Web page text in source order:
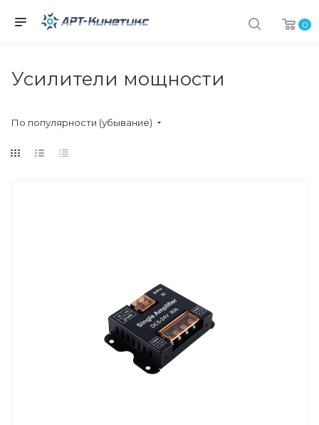
0
Усилители мощности
По популярности (убывание)